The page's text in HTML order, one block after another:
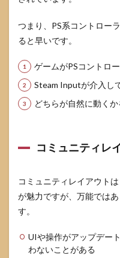
つまり、PS系コントロー
ると早いです。
ゲームがPSコントロ
Steam Inputが介入し
どちらが自然に動く
コミュニティレ
コミュニティレイアウト
が魅力ですが、万能では
す。
UIや操作がアップデー
わないことがある